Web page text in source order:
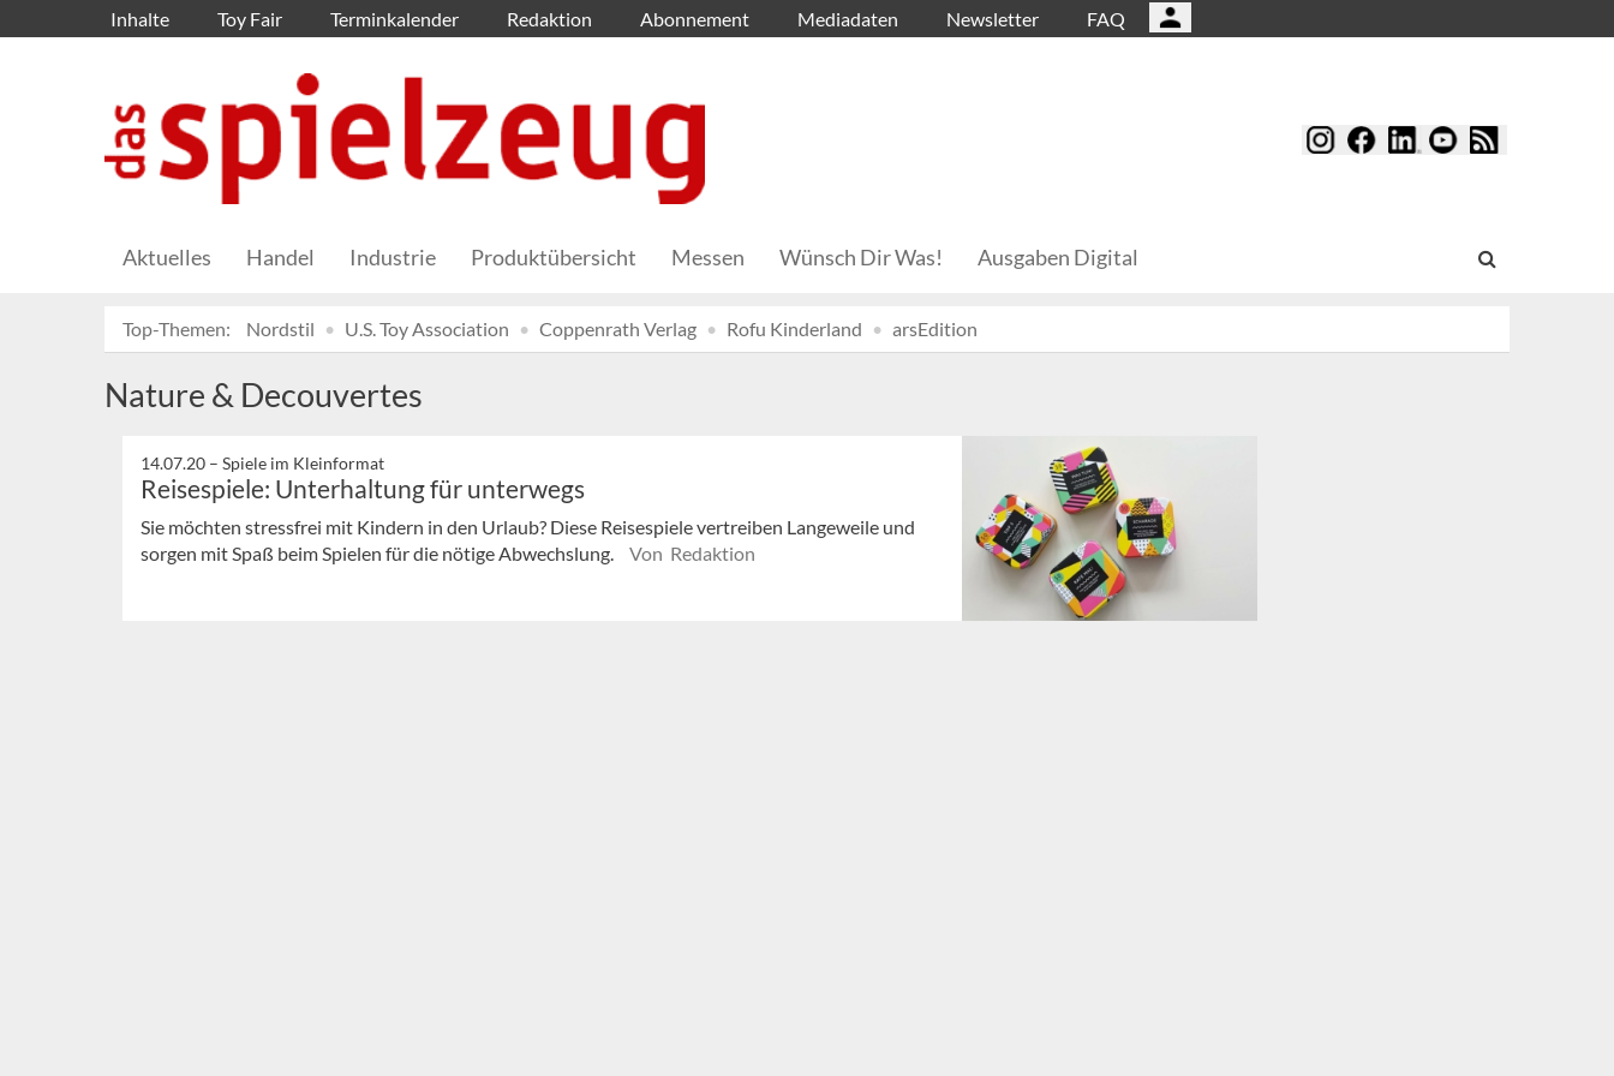
Inhalte Toy Fair Terminkalender Redaktion Abonnement Mediadaten Newsletter FAQ
Aktuelles Handel Industrie Produktübersicht Messen Wünsch Dir Was! Ausgaben Digital
Top-Themen: Nordstil U.S. Toy Association Coppenrath Verlag Rofu Kinderland arsEdition
Nature & Decouvertes
14.07.20 – Spiele im Kleinformat
Reisespiele: Unterhaltung für unterwegs
Sie möchten stressfrei mit Kindern in den Urlaub? Diese Reisespiele vertreiben Langeweile und
sorgen mit Spaß beim Spielen für die nötige Abwechslung.
Von Redaktion